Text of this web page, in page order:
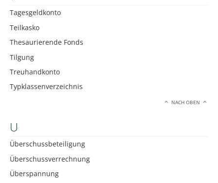
Tagesgeldkonto
Teilkasko
Thesaurierende Fonds
Tilgung
Treuhandkonto
Typklassenverzeichnis
NACH OBEN
U
Überschussbeteiligung
Überschussverrechnung
Überspannung